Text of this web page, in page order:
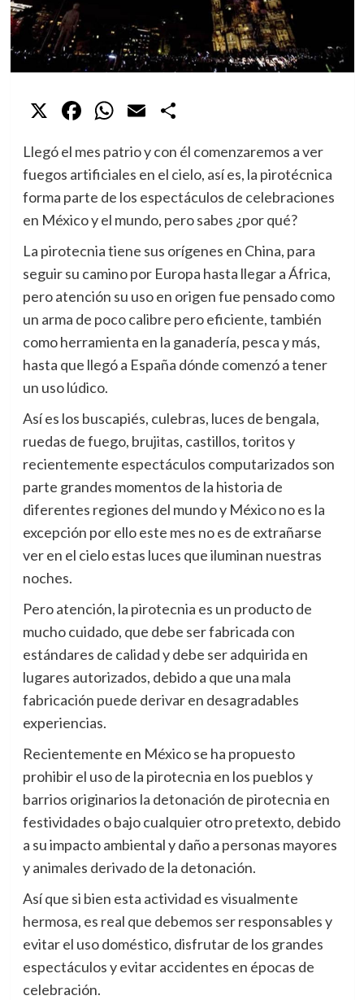
X Facebook
WhatsApp
Email
Llegó el mes patrio y con él comenzaremos a ver
fuegos artificiales en el cielo, así es, la pirotécnica
forma parte de los espectáculos de celebraciones
en México y el mundo, pero sabes ¿por qué?
La pirotecnia tiene sus orígenes en China, para
seguir su camino por Europa hasta llegar a África,
pero atención su uso en origen fue pensado como
un arma de poco calibre pero eficiente, también
como herramienta en la ganadería, pesca y más,
hasta que llegó a España dónde comenzó a tener
un uso lúdico.
Así es los buscapiés, culebras, luces de bengala,
ruedas de fuego, brujitas, castillos, toritos y
recientemente espectáculos computarizados son
parte grandes momentos de la historia de
diferentes regiones del mundo y México no es la
excepción por ello este mes no es de extrañarse
ver en el cielo estas luces que iluminan nuestras
noches.
Pero atención, la pirotecnia es un producto de
mucho cuidado, que debe ser fabricada con
estándares de calidad y debe ser adquirida en
lugares autorizados, debido a que una mala
fabricación puede derivar en desagradables
experiencias.
Recientemente en México se ha propuesto
prohibir el uso de la pirotecnia en los pueblos y
barrios originarios la detonación de pirotecnia en
festividades o bajo cualquier otro pretexto, debido
a su impacto ambiental y daño a personas mayores
y animales derivado de la detonación.
Así que si bien esta actividad es visualmente
hermosa, es real que debemos ser responsables y
evitar el uso doméstico, disfrutar de los grandes
espectáculos y evitar accidentes en épocas de
celebración.